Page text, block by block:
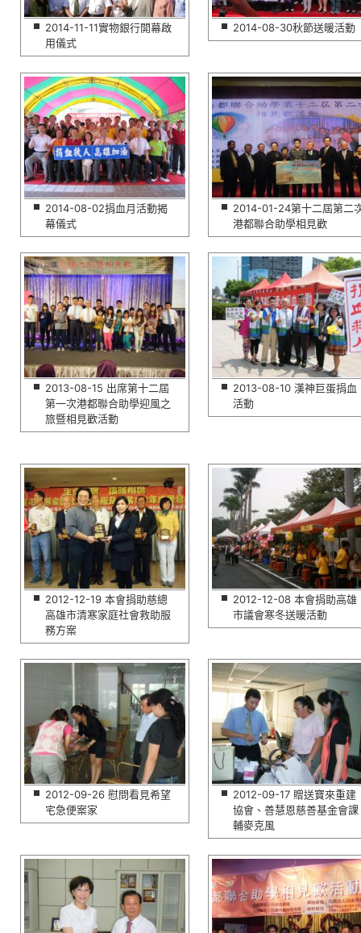
2014-11-11實物銀行開幕啟
用儀式
2014-08-30秋節送暖活動
2014-08-02捐血月活動揭
幕儀式
2014-01-24第十二屆第二
港都聯合助學相見歡
2013-08-15 出席第十二屆
第一次港都聯合助學迎風之
旅暨相見歡活動
2013-08-10 漢神巨蛋捐血
活動
2012-12-19 本會捐助慈總
高雄市清寒家庭社會救助服
務方案
2012-12-08 本會捐助高雄
市議會寒冬送暖活動
2012-09-26 慰問看見希望
宅急便案家
2012-09-17 贈送寶來重建
協會、善慧恩慈善基金會課
輔麥克風